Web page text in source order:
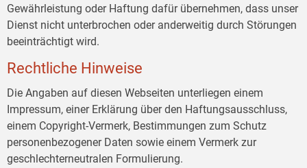
Gewährleistung oder Haftung dafür übernehmen, dass unser
Dienst nicht unterbrochen oder anderweitig durch Störungen
beeinträchtigt wird.
Rechtliche Hinweise
Die Angaben auf diesen Webseiten unterliegen einem
Impressum, einer Erklärung über den Haftungsausschluss,
einem Copyright-Vermerk, Bestimmungen zum Schutz
personenbezogener Daten sowie einem Vermerk zur
geschlechterneutralen Formulierung.